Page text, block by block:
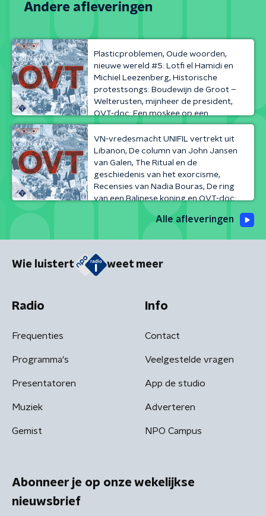
Andere afleveringen
Plasticproblemen, Oude woorden,
nieuwe wereld #5: Lotfi el Hamidi en
Michiel Leezenberg, Historische
protestsongs: Boudewijn de Groot –
Welterusten, mijnheer de president,
OVT-doc: Een moskee op een
ansichtkaart
Volgende
VN-vredesmacht UNIFIL vertrekt uit
Libanon, De column van John Jansen
van Galen, The Ritual en de
geschiedenis van het exorcisme,
Recensies van Nadia Bouras, De ring
van een Balinese koning en OVT-doc:
Alle afleveringen
Wie luistert weet meer
Radio
Frequenties
Programma's
Presentatoren
Muziek
Gemist
Info
Contact
Veelgestelde vragen
App de studio
Adverteren
NPO Campus
Abonneer je op onze wekelijkse
nieuwsbrief